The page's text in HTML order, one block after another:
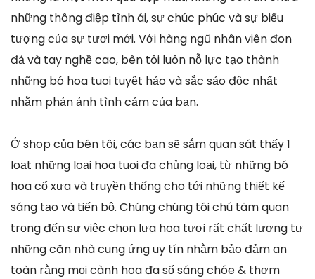
những thông điệp tình ái, sự chúc phúc và sự biểu
tượng của sự tươi mới. Với hàng ngũ nhân viên đon
đả và tay nghề cao, bên tôi luôn nỗ lực tạo thành
những bó hoa tuoi tuyệt hảo và sắc sảo độc nhất
nhằm phản ảnh tình cảm của bạn.
Ở shop của bên tôi, các bạn sẽ sắm quan sát thấy 1
loạt những loại hoa tuoi đa chủng loại, từ những bó
hoa cổ xưa và truyền thống cho tới những thiết kế
sáng tạo và tiến bộ. Chúng chúng tôi chú tâm quan
trọng đến sự việc chọn lựa hoa tươi rất chất lượng tự
những căn nhà cung ứng uy tín nhằm bảo đảm an
toàn rằng mọi cành hoa đa số sáng chóe & thơm